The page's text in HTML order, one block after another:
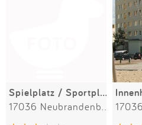
Spielplatz / Sportplatz